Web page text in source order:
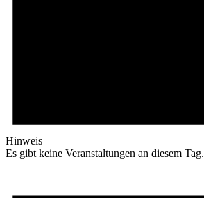
Hinweis
Es gibt keine Veranstaltungen an diesem Tag.